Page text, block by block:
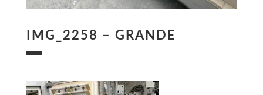
IMG_2258 – GRANDE